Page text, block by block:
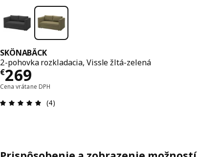
SKÖNABÄCK
2-pohovka rozkladacia, Vissle žltá-zelená
€269
Cena € 269
Cena vrátane DPH
Hodnotenie: 5 z 5 hviezdičiek. Celkový počet
(4)